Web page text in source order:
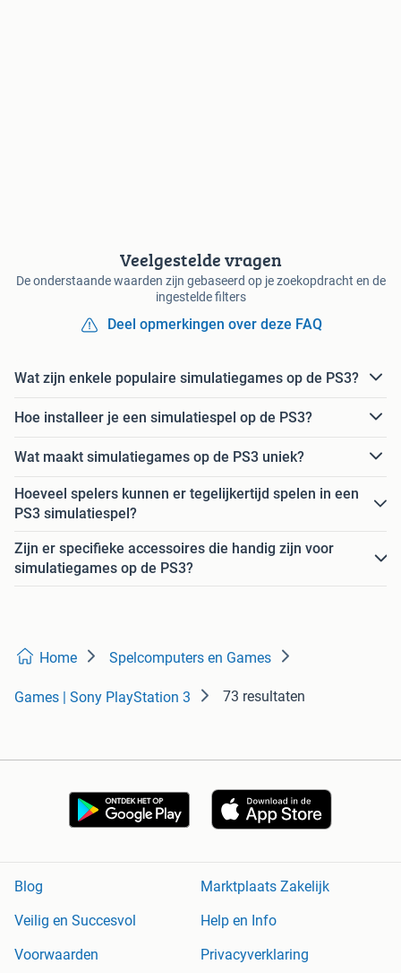
Veelgestelde vragen
De onderstaande waarden zijn gebaseerd op je zoekopdracht en de
ingestelde filters
Deel opmerkingen over deze FAQ
Wat zijn enkele populaire simulatiegames op de PS3?
Hoe installeer je een simulatiespel op de PS3?
Wat maakt simulatiegames op de PS3 uniek?
Hoeveel spelers kunnen er tegelijkertijd spelen in een
PS3 simulatiespel?
Zijn er specifieke accessoires die handig zijn voor
simulatiegames op de PS3?
Home Spelcomputers en Games
Games | Sony PlayStation 3 73 resultaten
Blog
Marktplaats Zakelijk
Veilig en Succesvol
Help en Info
Voorwaarden
Privacyverklaring